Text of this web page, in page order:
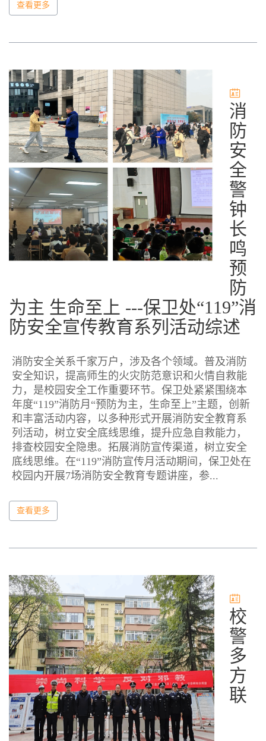
查看更多
消
防
安
全
警
钟
长
鸣
预
防
为主 生命至上 ---保卫处“119”消
防安全宣传教育系列活动综述
消防安全关系千家万户，涉及各个领域。普及消防
安全知识，提高师生的火灾防范意识和火情自救能
力，是校园安全工作重要环节。保卫处紧紧围绕本
年度“119”消防月“预防为主，生命至上”主题，创新
和丰富活动内容，以多种形式开展消防安全教育系
列活动，树立安全底线思维，提升应急自救能力，
排查校园安全隐患。拓展消防宣传渠道，树立安全
底线思维。在“119”消防宣传月活动期间，保卫处在
校园内开展7场消防安全教育专题讲座，参...
查看更多
校
警
多
方
联